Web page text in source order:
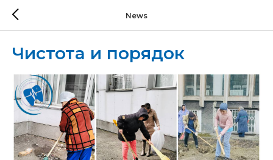
News
Чистота и порядок